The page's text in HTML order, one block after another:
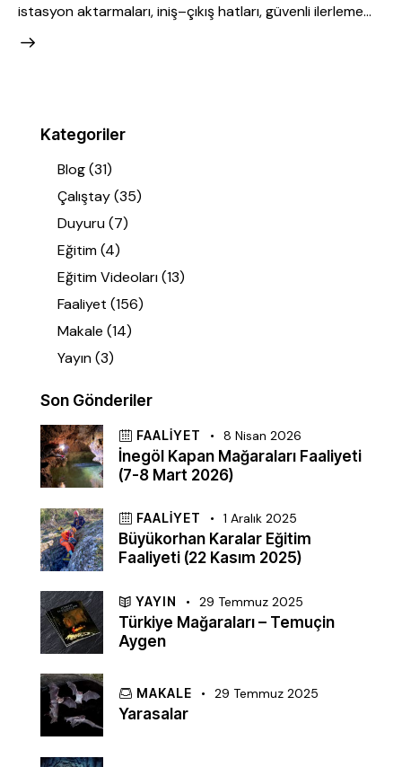
istasyon aktarmaları, iniş–çıkış hatları, güvenli ilerleme…
Kategoriler
Blog(31)
Çalıştay(35)
Duyuru(7)
Eğitim(4)
Eğitim Videoları(13)
Faaliyet (156)
Makale (14)
Yayın(3)
Son Gönderiler
FAALIYET 8 Nisan 2026
İnegöl Kapan Mağaraları Faaliyeti
(7-8 Mart 2026)
FAALIYET 1 Aralık 2025
Büyükorhan Karalar Eğitim
Faaliyeti (22 Kasım 2025)
YAYIN 29 Temmuz 2025
Türkiye Mağaraları – Temuçin
Aygen
MAKALE 29 Temmuz 2025
Yarasalar